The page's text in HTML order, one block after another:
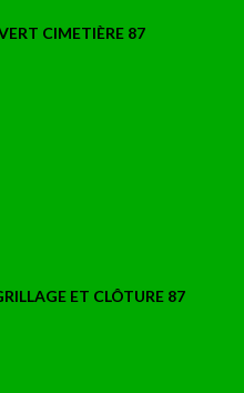
CIMETIÈRE 87
ET CLÔTURE 87